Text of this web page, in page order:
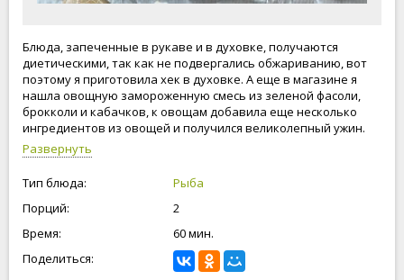
Блюда, запеченные в рукаве и в духовке, получаются
диетическими, так как не подвергались обжариванию, вот
поэтому я приготовила хек в духовке. А еще в магазине я
нашла овощную замороженную смесь из зеленой фасоли,
брокколи и кабачков, к овощам добавила еще несколько
ингредиентов из овощей и получился великолепный ужин.
Сюда же пожеланию можно добавить нарезанный на дольки
картофель, все зависит от вашего вкуса и ваших
предпочтений. Ешьте вкусно, живите легко!
Развернуть
Тип блюда:
Рыба
Порций:
2
Время:
60 мин.
Поделиться: